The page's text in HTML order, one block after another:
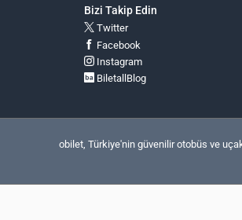
Bizi Takip Edin
Twitter
Facebook
Instagram
BiletallBlog
obilet, Türkiye'nin güvenilir otobüs ve